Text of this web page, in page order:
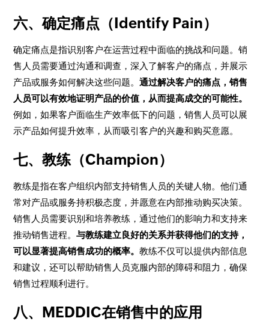
六、确定痛点（Identify Pain）
确定痛点是指识别客户在运营过程中面临的挑战和问题。销
售人员需要通过沟通和调查，深入了解客户的痛点，并展示
产品或服务如何解决这些问题。通过解决客户的痛点，销售
人员可以有效地证明产品的价值，从而提高成交的可能性。
例如，如果客户面临生产效率低下的问题，销售人员可以展
示产品如何提升效率，从而吸引客户的兴趣和购买意愿。
七、教练（Champion）
教练是指在客户组织内部支持销售人员的关键人物。他们通
常对产品或服务持积极态度，并愿意在内部推动购买决策。
销售人员需要识别和培养教练，通过他们的影响力和支持来
推动销售进程。与教练建立良好的关系并获得他们的支持，
可以显著提高销售成功的概率。教练不仅可以提供内部信息
和建议，还可以帮助销售人员克服内部的障碍和阻力，确保
销售过程顺利进行。
八、MEDDIC在销售中的应用